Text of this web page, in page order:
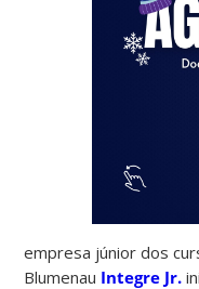
empresa júnior dos
Blumenau Integre Jr.